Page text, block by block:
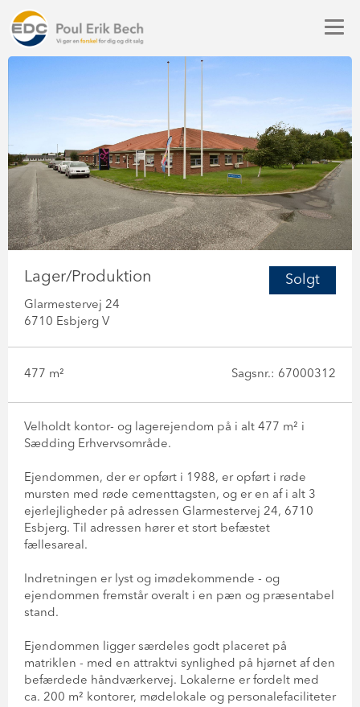
Solgt
Lager/Produktion
Glarmestervej 24
6710 Esbjerg V
477 m² Sagsnr.: 67000312
Velholdt kontor- og lagerejendom på i alt 477 m² i
Sædding Erhvervsområde.
Ejendommen, der er opført i 1988, er opført i røde
mursten med røde cementtagsten, og er en af i alt 3
ejerlejligheder på adressen Glarmestervej 24, 6710
Esbjerg. Til adressen hører et stort befæstet
fællesareal.
Indretningen er lyst og imødekommende - og
ejendommen fremstår overalt i en pæn og præsentabel
stand.
Ejendommen ligger særdeles godt placeret på
matriklen - med en attraktvi synlighed på hjørnet af den
befærdede håndværkervej. Lokalerne er fordelt med
ca. 200 m² kontorer, mødelokale og personalefaciliteter